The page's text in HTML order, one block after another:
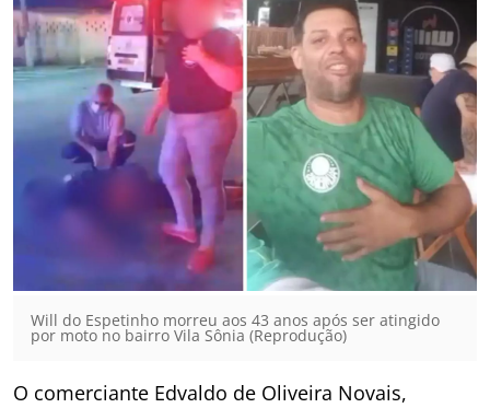
Will do Espetinho morreu aos 43 anos após ser atingido
por moto no bairro Vila Sônia (Reprodução)
O comerciante Edvaldo de Oliveira Novais,